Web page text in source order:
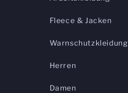
Fleece & Jacken
Warnschutzkleidung
Herren
Damen